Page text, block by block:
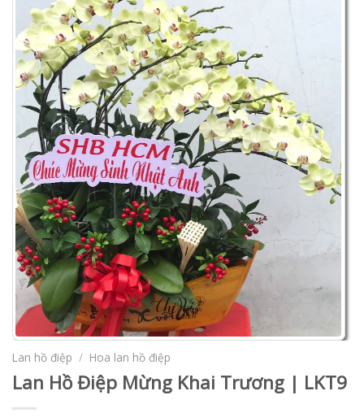
Lan hồ điệp / Hoa lan hồ điệp
Lan Hồ Điệp Mừng Khai Trương | LKT9